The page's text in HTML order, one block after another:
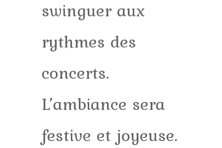
swinguer aux
rythmes des
concerts.
L’ambiance sera
festive et joyeuse.